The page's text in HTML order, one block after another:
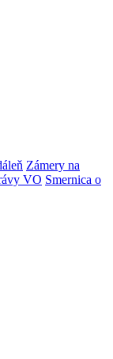
Zámery na
VO Smernica o